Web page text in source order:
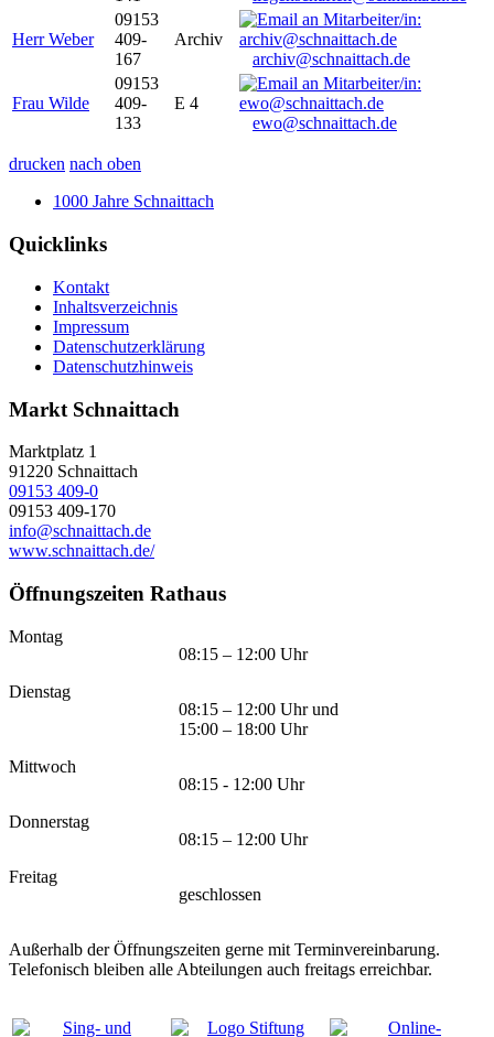
Herr Weber
09153
409-
167
Archiv
archiv@schnaittach.de
Frau Wilde
09153
409-
133
E 4
ewo@schnaittach.de
drucken nach oben
1000 Jahre Schnaittach
Quicklinks
Kontakt
Inhaltsverzeichnis
Impressum
Datenschutzerklärung
Datenschutzhinweis
Markt Schnaittach
Marktplatz 1
91220 Schnaittach
09153 409-0
09153 409-170
info@schnaittach.de
www.schnaittach.de/
Öffnungszeiten Rathaus
Montag
08:15 – 12:00 Uhr
Dienstag
08:15 – 12:00 Uhr und
15:00 – 18:00 Uhr
Mittwoch
08:15 - 12:00 Uhr
Donnerstag
08:15 – 12:00 Uhr
Freitag
geschlossen
Außerhalb der Öffnungszeiten gerne mit Terminvereinbarung.
Telefonisch bleiben alle Abteilungen auch freitags erreichbar.